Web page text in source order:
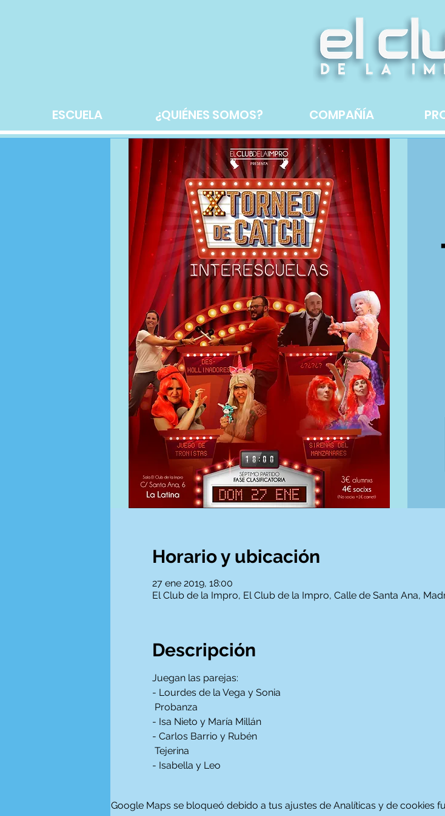
ESCUELA ¿QUIÉNES SOMOS? COMPAÑÍA
Horario y ubicación
27 ene 2019, 18:00
El Club de la Impro, El Club de la Impro, Calle de Santa Ana,
Descripción
Juegan las parejas:
- Lourdes de la Vega y Sonia
Probanza
- Isa Nieto y María Millán
- Carlos Barrio y Rubén
Tejerina
- Isabella y Leo
Google Maps se bloqueó debido a tus ajustes de Analíticas y de cookies